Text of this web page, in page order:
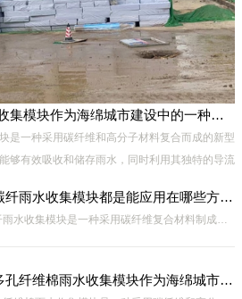
西塞山区多孔纤维棉雨水收集模块作为海绵城市建设中的一种创新材料
是一种采用碳纤维和高分子材料复合而成的新型
够有效吸收和储存雨水，同时利用其独特的导流
西塞山区碳纤雨水收集模块都是能应用在哪些方面？
西塞山区碳纤雨水收集模块是一种采用碳纤维复合材料制成的雨水收集装置，具有*、环保、可持续等诸多优点。这种模块的设计独特，结构轻巧且强度高，耐腐蚀，能够在各种环境条件下稳定运行。其广泛的应用领域不仅体现在城市规
西塞山区多孔纤维棉雨水收集模块作为海绵城市建设中的一种创新材料